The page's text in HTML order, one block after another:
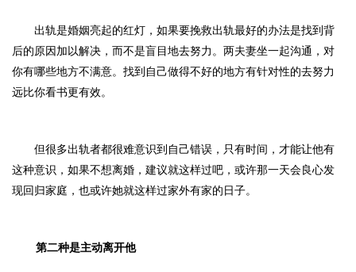
出轨是婚姻亮起的红灯， 如果要挽救出轨最好的办法是找到背
后的原因加以解决，而不是盲目地去努力。 两夫妻坐一起沟通，对
你有哪些地方不满意。找到自己做得不好的地方有针对性的去努力
远比你看书更有效。
但很多出轨者都很难意识到自己错误，只有时间，才能让他有
这种意识，如果不想离婚，建议就这样过吧，或许那一天会良心发
现回归家庭，也或许她就这样过家外有家的日子。
第二种是主动离开他